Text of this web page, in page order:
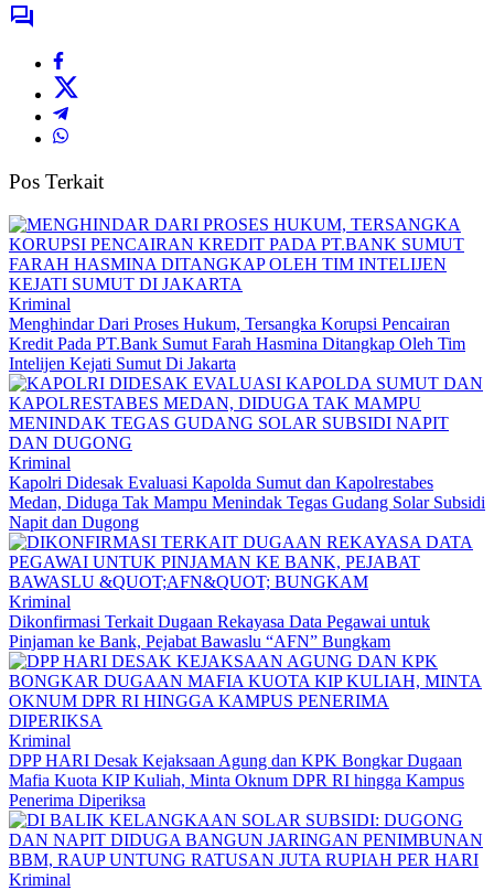
Pos Terkait
Kriminal
Menghindar Dari Proses Hukum, Tersangka Korupsi Pencairan
Kredit Pada PT.Bank Sumut Farah Hasmina Ditangkap Oleh Tim
Intelijen Kejati Sumut Di Jakarta
Kriminal
Kapolri Didesak Evaluasi Kapolda Sumut dan Kapolrestabes
Medan, Diduga Tak Mampu Menindak Tegas Gudang Solar Subsidi
Napit dan Dugong
Kriminal
Dikonfirmasi Terkait Dugaan Rekayasa Data Pegawai untuk
Pinjaman ke Bank, Pejabat Bawaslu “AFN” Bungkam
Kriminal
DPP HARI Desak Kejaksaan Agung dan KPK Bongkar Dugaan
Mafia Kuota KIP Kuliah, Minta Oknum DPR RI hingga Kampus
Penerima Diperiksa
Kriminal